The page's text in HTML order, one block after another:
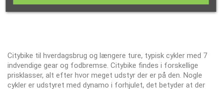
Citybike til hverdagsbrug og længere ture, typisk cykler med 7
indvendige gear og fodbremse. Citybike findes i forskellige
prisklasser, alt efter hvor meget udstyr der er på den. Nogle
cykler er udstyret med dynamo i forhjulet, det betyder at der